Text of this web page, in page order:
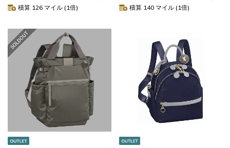
積算 126 マイル (1倍) 積算 140 マイル (1倍)